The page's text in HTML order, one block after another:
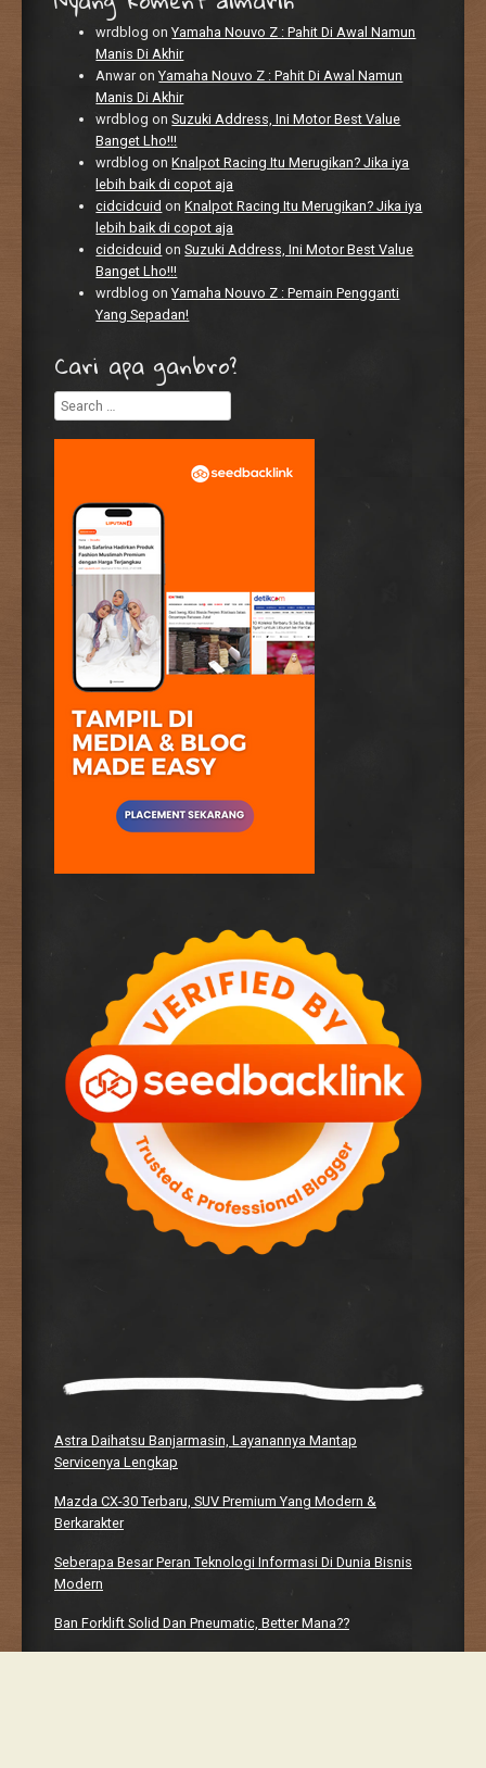
wrdblog onYamaha Nouvo Z : Pahit Di Awal Namun
Manis Di Akhir
Anwar onYamaha Nouvo Z : Pahit Di Awal Namun
Manis Di Akhir
wrdblog onSuzuki Address, Ini Motor Best Value
Banget Lho!!!
wrdblog onKnalpot Racing Itu Merugikan? Jika iya
lebih baik di copot aja
cidcidcuid onKnalpot Racing Itu Merugikan? Jika iya
lebih baik di copot aja
cidcidcuid onSuzuki Address, Ini Motor Best Value
Banget Lho!!!
wrdblog onYamaha Nouvo Z : Pemain Pengganti
Yang Sepadan!
Cari apa ganbro?
Search
Astra Daihatsu Banjarmasin, Layanannya Mantap
Servicenya Lengkap
Mazda CX-30 Terbaru, SUV Premium Yang Modern &
Berkarakter
Seberapa Besar Peran Teknologi Informasi Di Dunia Bisnis
Modern
Ban Forklift Solid Dan Pneumatic, Better Mana??